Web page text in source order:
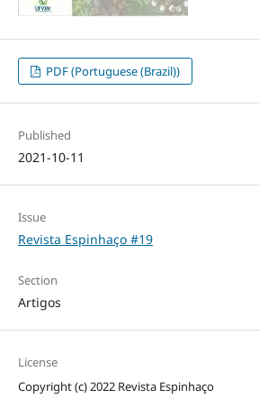
PDF (Portuguese (Brazil))
Published
2021-10-11
Issue
Revista Espinhaço #19
Section
Artigos
License
Copyright (c) 2022 Revista Espinhaço